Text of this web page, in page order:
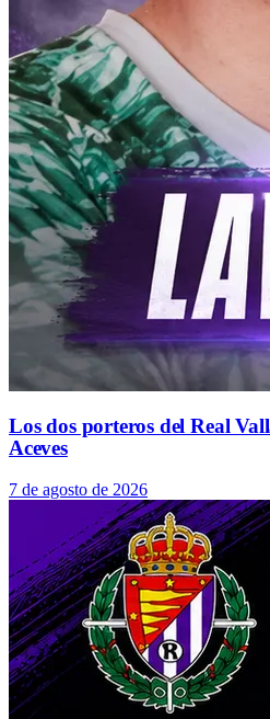
Los dos porteros del Real
Aceves
7 de agosto de 2026